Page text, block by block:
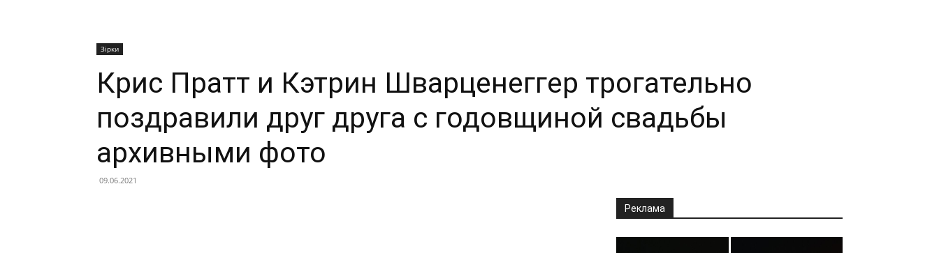
Зірки
Крис Пратт и Кэтрин Шварценеггер трогательно
поздравили друг друга с годовщиной свадьбы
архивными фото
09.06.2021
Реклама